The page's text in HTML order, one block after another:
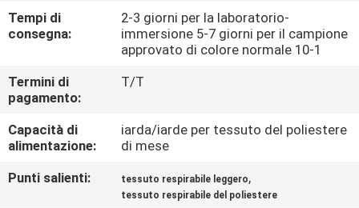
NOTIZIE
NEWS
Tempi di
consegna:
2-3 giorni per la laboratorio-
immersione 5-7 giorni per il campione
approvato di colore normale 10-1
Termini di
pagamento:
T/T
Capacità di
alimentazione:
iarda/iarde per tessuto del poliestere
di mese
Punti salienti:
tessuto respirabile leggero,
tessuto respirabile del poliestere